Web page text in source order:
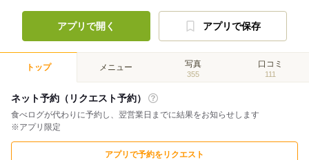
アプリで開く アプリで保存
トップ メニュー 写真
355
口コミ
111
ネット予約（リクエスト予約）
食べログが代わりに予約し、翌営業日までに結果をお知らせします
※アプリ限定
アプリで予約をリクエスト